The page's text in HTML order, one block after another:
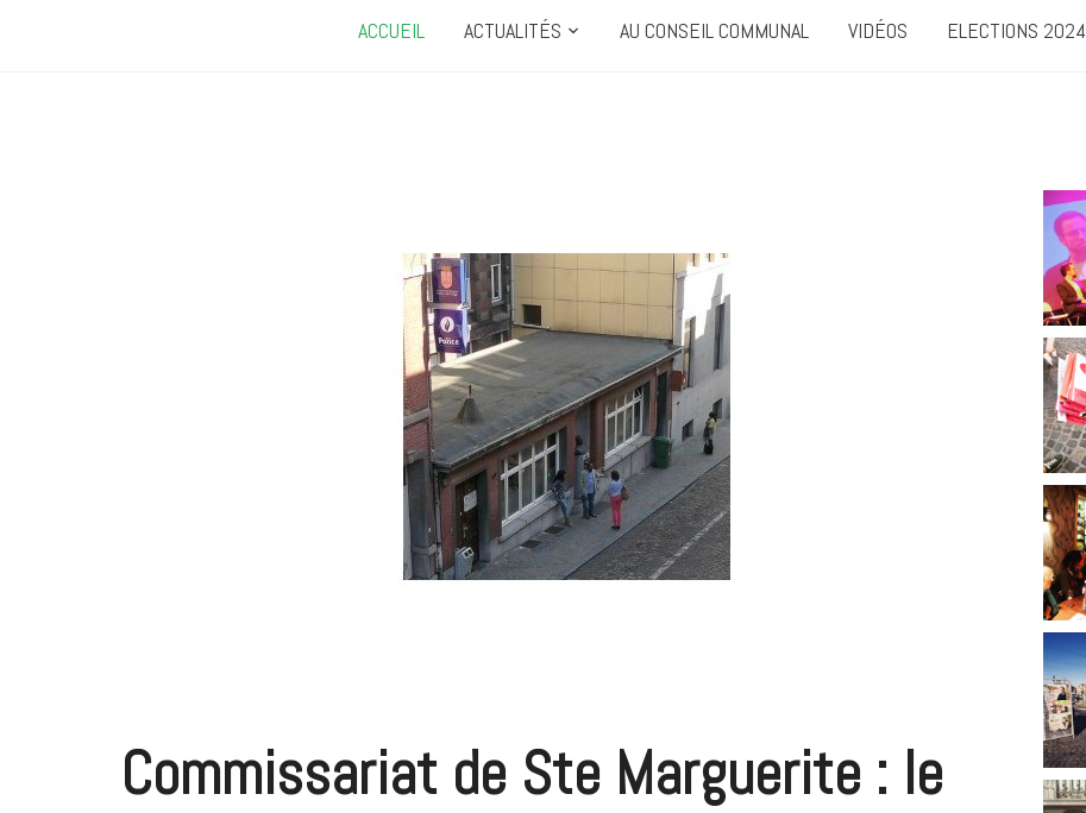
ACCUEIL ACTUALITÉS AU CONSEIL COMMUNAL VIDÉOS ELECTIONS 2024
Commissariat de Ste Marguerite : le